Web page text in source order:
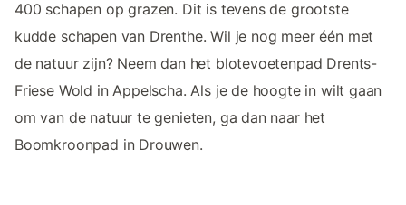
400 schapen op grazen. Dit is tevens de grootste
kudde schapen van Drenthe. Wil je nog meer één met
de natuur zijn? Neem dan het blotevoetenpad Drents-
Friese Wold in Appelscha. Als je de hoogte in wilt gaan
om van de natuur te genieten, ga dan naar het
Boomkroonpad in Drouwen.